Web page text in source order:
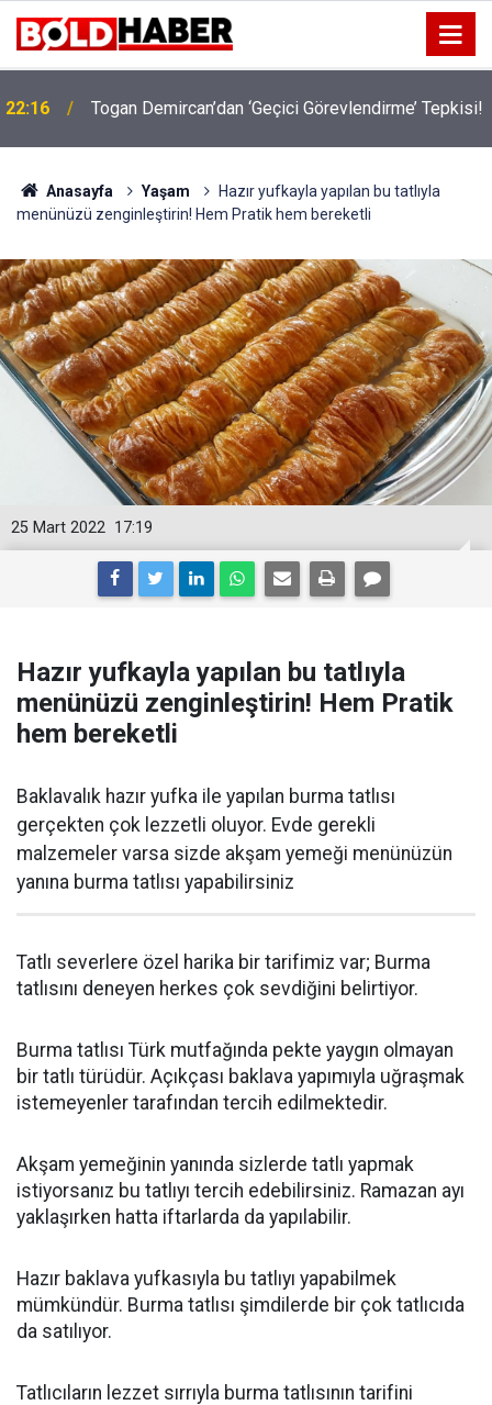
19:32 Sıcak Havalarda Ödem Şikayetini Hafife Almayın!
Anasayfa Yaşam
Hazır yufkayla yapılan bu tatlıyla
menünüzü zenginleştirin! Hem Pratik hem bereketli
17:19
25 Mart 2022
Hazır yufkayla yapılan bu tatlıyla
menünüzü zenginleştirin! Hem Pratik
hem bereketli
Baklavalık hazır yufka ile yapılan burma tatlısı
gerçekten çok lezzetli oluyor. Evde gerekli
malzemeler varsa sizde akşam yemeği menünüzün
yanına burma tatlısı yapabilirsiniz
Tatlı severlere özel harika bir tarifimiz var; Burma
tatlısını deneyen herkes çok sevdiğini belirtiyor.
Burma tatlısı Türk mutfağında pekte yaygın olmayan
bir tatlı türüdür. Açıkçası baklava yapımıyla uğraşmak
istemeyenler tarafından tercih edilmektedir.
Akşam yemeğinin yanında sizlerde tatlı yapmak
istiyorsanız bu tatlıyı tercih edebilirsiniz. Ramazan ayı
yaklaşırken hatta iftarlarda da yapılabilir.
Hazır baklava yufkasıyla bu tatlıyı yapabilmek
mümkündür. Burma tatlısı şimdilerde bir çok tatlıcıda
da satılıyor.
Tatlıcıların lezzet sırrıyla burma tatlısının tarifini